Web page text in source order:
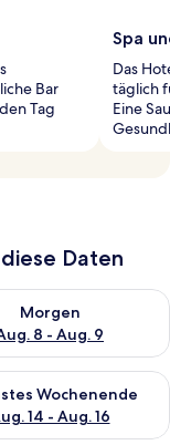
Bar
Tag
Spa
Das
täglich
Eine
Daten
Aug. 7 - Aug. 8.
Morgen
8 - Aug. 9
die Verfügbarkeit
Aug. 7
Wochenende
14 - Aug. 16
die Verfügbarkeit